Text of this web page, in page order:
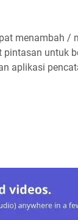
menambah /
untuk
aplikasi